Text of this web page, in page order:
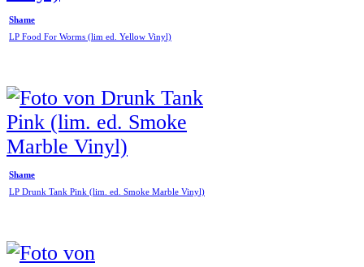
Shame
LP Food For Worms (lim ed. Yellow Vinyl)
Shame
LP Drunk Tank Pink (lim. ed. Smoke Marble Vinyl)